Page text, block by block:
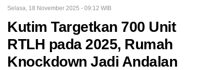
Selasa, 18 November 2025 - 09:12 WIB
Kutim Targetkan 700 Unit
RTLH pada 2025, Rumah
Knockdown Jadi Andalan